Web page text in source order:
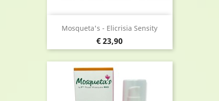
Mosqueta's - Elicrisia Sensity
Prijs
€ 23,90